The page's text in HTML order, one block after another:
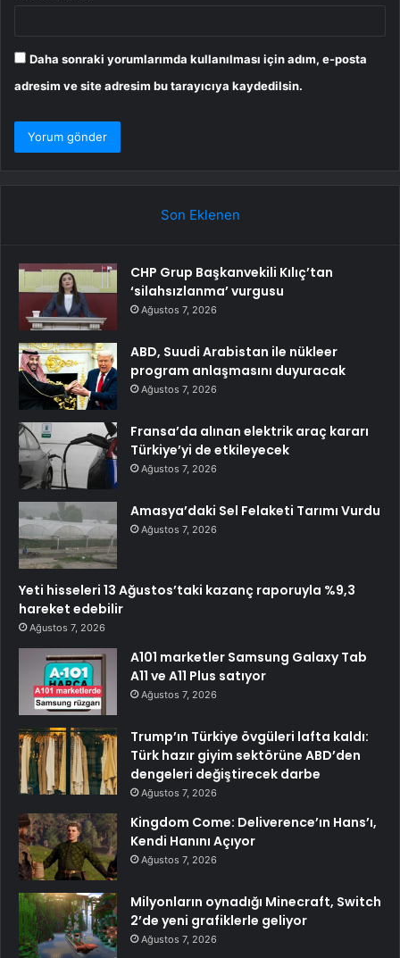
Daha sonraki yorumlarımda kullanılması için adım, e-posta
adresim ve site adresim bu tarayıcıya kaydedilsin.
Son Eklenen
CHP Grup Başkanvekili Kılıç’tan
‘silahsızlanma’ vurgusu
Ağustos 7, 2026
ABD, Suudi Arabistan ile nükleer
program anlaşmasını duyuracak
Ağustos 7, 2026
Fransa’da alınan elektrik araç kararı
Türkiye’yi de etkileyecek
Ağustos 7, 2026
Amasya’daki Sel Felaketi Tarımı Vurdu
Ağustos 7, 2026
Yeti hisseleri 13 Ağustos’taki kazanç raporuyla %9,3
hareket edebilir
Ağustos 7, 2026
A101 marketler Samsung Galaxy Tab
A11 ve A11 Plus satıyor
Ağustos 7, 2026
Trump’ın Türkiye övgüleri lafta kaldı:
Türk hazır giyim sektörüne ABD’den
dengeleri değiştirecek darbe
Ağustos 7, 2026
Kingdom Come: Deliverence’ın Hans’ı,
Kendi Hanını Açıyor
Ağustos 7, 2026
Milyonların oynadığı Minecraft, Switch
2’de yeni grafiklerle geliyor
Ağustos 7, 2026